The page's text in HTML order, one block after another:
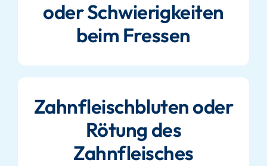
oder Schwierigkeiten
beim Fressen
Zahnfleischbluten oder
Rötung des
Zahnfleisches